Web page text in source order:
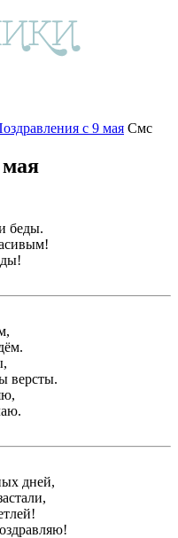
с 9 мая Смс
мая
беды.
версты.
дней,